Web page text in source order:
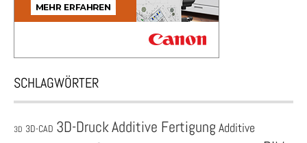
SCHLAGWÖRTER
3D 3D-CAD 3D-DruckAdditive Fertigung Additive